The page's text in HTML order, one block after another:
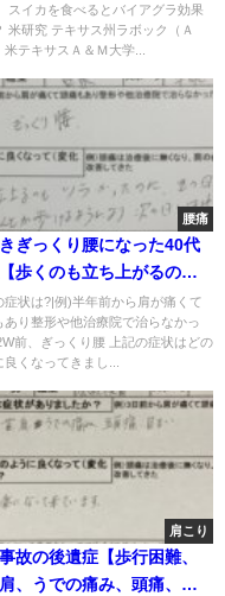
スイカを食べるとバイアグラ効果
米研究 テキサス州ラボック（Ａ
テキサスＡ＆Ｍ大学...
腰痛
ぎっくり腰になった40代
歩くのも立ち上がるのも
鍼灸治療で改善した1症例
症状は?|例)半年前から肩が痛くて
あり整形や他治療院で治らなかっ
前、ぎっくり腰 上記の症状はどの
良くなってきまし...
肩こり
故の後遺症【歩行困難、
、うでの痛み、頭痛、目